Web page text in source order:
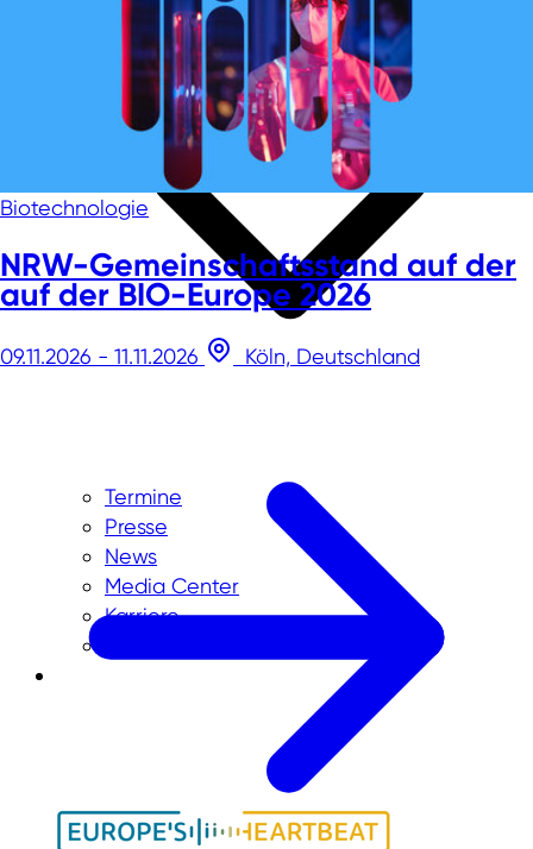
Termine
Presse
News
Media Center
Karriere
Biotechnologie
NRW-Gemeinschaftsstand auf der
auf der BIO-Europe 2026
09.11.2026 - 11.11.2026 Köln, Deutschland